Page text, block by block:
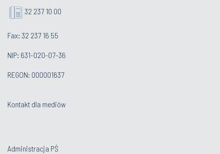
32 237 10 00
Fax: 32 237 16 55
NIP: 631-020-07-36
REGON: 000001637
Kontakt dla mediów
Administracja PŚ